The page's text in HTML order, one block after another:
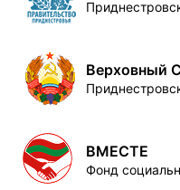
Верховный
ВМЕСТЕ
Фонд